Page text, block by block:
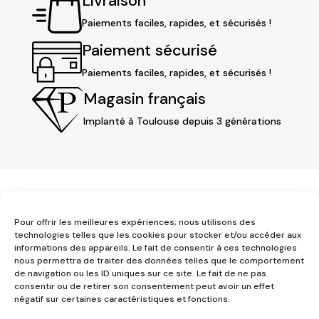
Pour offrir les meilleures expériences, nous utilisons des
technologies telles que les cookies pour stocker et/ou accéder aux
informations des appareils. Le fait de consentir à ces technologies
nous permettra de traiter des données telles que le comportement
de navigation ou les ID uniques sur ce site. Le fait de ne pas
consentir ou de retirer son consentement peut avoir un effet
négatif sur certaines caractéristiques et fonctions.
Paiements faciles, rapides, et sécurisés !
Paiement sécurisé
Paiements faciles, rapides, et sécurisés !
Magasin français
Implanté à Toulouse depuis 3 générations
3 place Jeanne d'Arc
1er étage
31000 Toulouse